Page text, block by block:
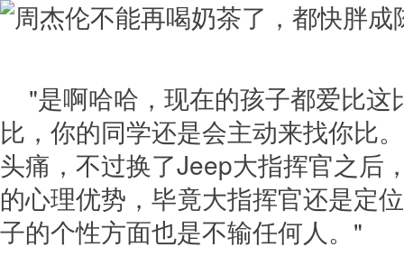
"是啊哈哈，现在的孩子都爱比这
比，你的同学还是会主动来找你比
头痛，不过换了Jeep大指挥官之后
的心理优势，毕竟大指挥官还是定
子的个性方面也是不输任何人。"